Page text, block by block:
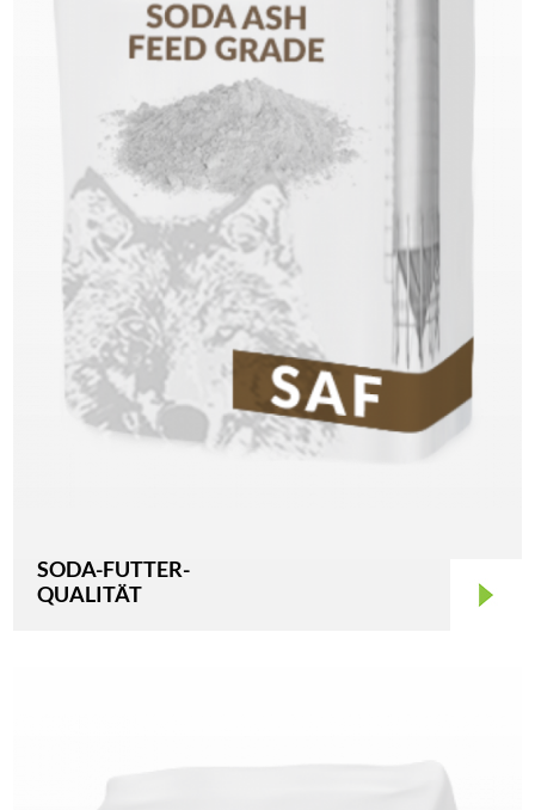
SODA-FUTTER-
QUALITÄT